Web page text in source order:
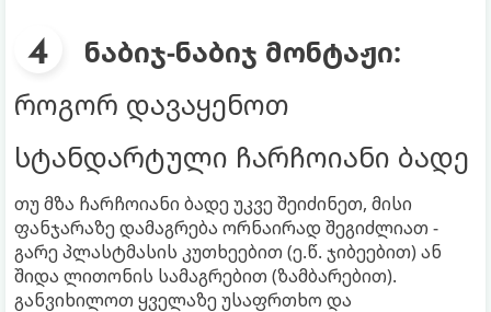
ნაბიჯ-ნაბიჯ მონტაჟი:
როგორ დავაყენოთ
სტანდარტული ჩარჩოიანი ბადე
თუ მზა ჩარჩოიანი ბადე უკვე შეიძინეთ, მისი
ფანჯარაზე დამაგრება ორნაირად შეგიძლიათ -
გარე პლასტმასის კუთხეებით (ე.წ. ჯიბეებით) ან
შიდა ლითონის სამაგრებით (ზამბარებით).
განვიხილოთ ყველაზე უსაფრთხო და